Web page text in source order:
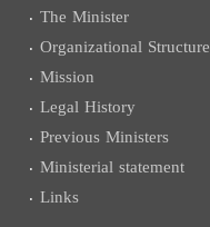
The Minister
Organizational Structure
Mission
Legal History
Previous Ministers
Ministerial statement
Links